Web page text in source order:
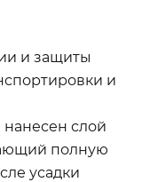
и защиты
и
слой
полную
усадки